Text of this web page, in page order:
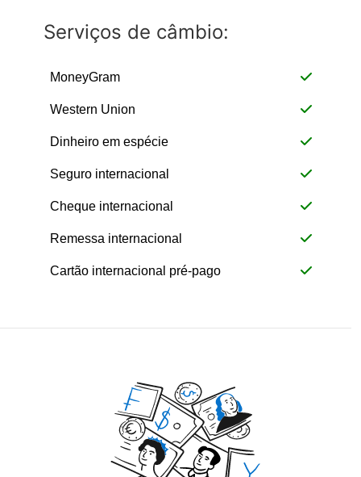
Serviços de câmbio:
MoneyGram
Western Union
Dinheiro em espécie
Seguro internacional
Cheque internacional
Remessa internacional
Cartão internacional pré-pago